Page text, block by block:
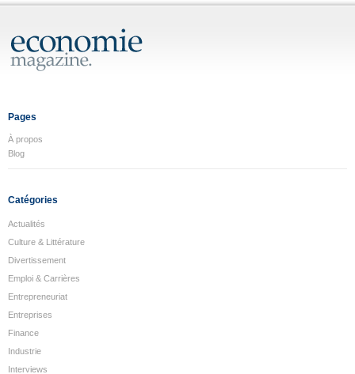
Pages
À propos
Blog
Catégories
Actualités
Culture & Littérature
Divertissement
Emploi & Carrières
Entrepreneuriat
Entreprises
Finance
Industrie
Interviews